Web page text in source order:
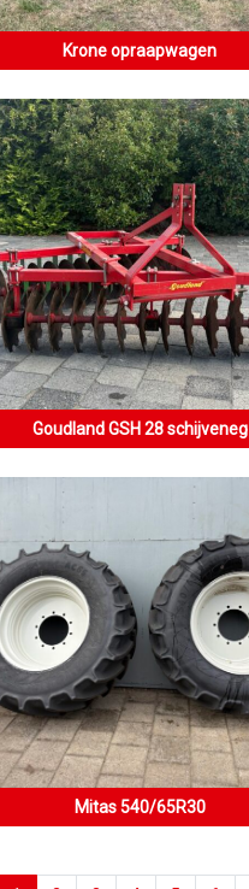
Krone opraapwagen
Goudland GSH 28 schijveneg
Mitas 540/65R30